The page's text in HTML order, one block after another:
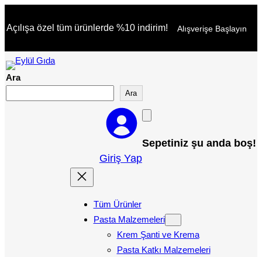
Açılışa özel tüm ürünlerde %10 indirim! Alışverişe Başlayın
Ara
Ara
Giriş Yap
Sepetiniz şu anda boş!
Tüm Ürünler
Pasta Malzemeleri
Krem Şanti ve Krema
Pasta Katkı Malzemeleri